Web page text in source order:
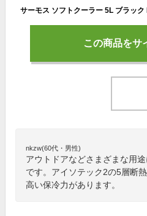
この商品をサ
nkzw(60代・男性)
アウトドアなどさまざまな用
です。アイソテック2の5層断
高い保冷力があります。